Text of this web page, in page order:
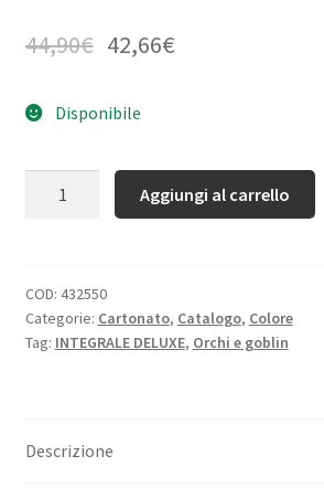
44,90€ 42,66€
Disponibile
Aggiungi al carrello
COD: 432550
Categorie: Cartonato, Catalogo, Colore
Tag: INTEGRALE DELUXE, Orchi e goblin
Descrizione